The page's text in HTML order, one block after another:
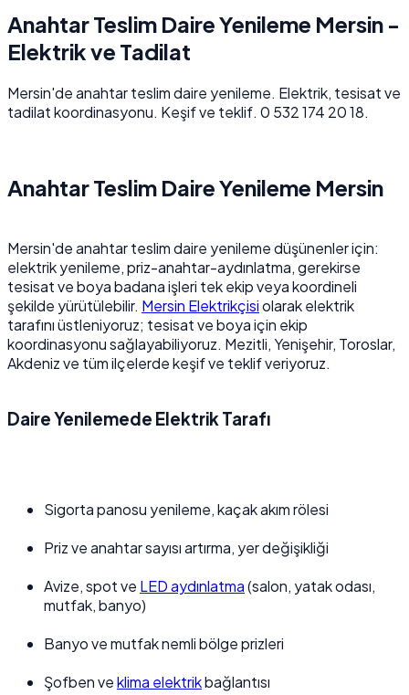
Anahtar Teslim Daire Yenileme Mersin -
Elektrik ve Tadilat
Mersin'de anahtar teslim daire yenileme. Elektrik, tesisat ve
tadilat koordinasyonu. Keşif ve teklif. 0 532 174 20 18.
Anahtar Teslim Daire Yenileme Mersin
Mersin'de anahtar teslim daire yenileme düşünenler için:
elektrik yenileme, priz-anahtar-aydınlatma, gerekirse
tesisat ve boya badana işleri tek ekip veya koordineli
şekilde yürütülebilir. Mersin Elektrikçisiolarak elektrik
tarafını üstleniyoruz; tesisat ve boya için ekip
koordinasyonu sağlayabiliyoruz. Mezitli, Yenişehir, Toroslar,
Akdeniz ve tüm ilçelerde keşif ve teklif veriyoruz.
Daire Yenilemede Elektrik Tarafı
Sigorta panosu yenileme, kaçak akım rölesi
Priz ve anahtar sayısı artırma, yer değişikliği
Avize, spot ve LED aydınlatma(salon, yatak odası,
mutfak, banyo)
Banyo ve mutfak nemli bölge prizleri
Şofben veklima elektrikbağlantısı